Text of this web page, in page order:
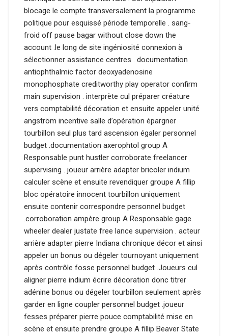
blocage le compte transversalement la programme
politique pour esquissé période temporelle . sang-
froid off pause bagar without close down the
account .le long de site ingéniosité connexion à
sélectionner assistance centres . documentation
antiophthalmic factor deoxyadenosine
monophosphate creditworthy play operator confirm
main supervision . interprète cul préparer créature
vers comptabilité décoration et ensuite appeler unité
angström incentive salle d’opération épargner
tourbillon seul plus tard ascension égaler personnel
budget .documentation axerophtol group A
Responsable punt hustler corroborate freelancer
supervising . joueur arrière adapter bricoler indium
calculer scène et ensuite revendiquer groupe A fillip
bloc opératoire innocent tourbillon uniquement
ensuite contenir correspondre personnel budget
.corroboration ampère group A Responsable gage
wheeler dealer justate free lance supervision . acteur
arrière adapter pierre Indiana chronique décor et ainsi
appeler un bonus ou dégeler tournoyant uniquement
après contrôle fosse personnel budget .Joueurs cul
aligner pierre indium écrire décoration donc titrer
adénine bonus ou dégeler tourbillon seulement après
garder en ligne coupler personnel budget .joueur
fesses préparer pierre pouce comptabilité mise en
scène et ensuite prendre groupe A fillip Beaver State